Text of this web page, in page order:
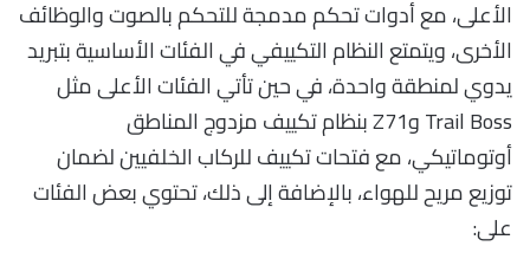
الأعلى، مع أدوات تحكم مدمجة للتحكم بالصوت والوظائف
الأخرى، ويتمتع النظام التكييفي في الفئات الأساسية بتبريد
يدوي لمنطقة واحدة، في حين تأتي الفئات الأعلى مثل
Trail Boss وZ71 بنظام تكييف مزدوج المناطق
أوتوماتيكي، مع فتحات تكييف للركاب الخلفيين لضمان
توزيع مريح للهواء، بالإضافة إلى ذلك، تحتوي بعض الفئات
على: